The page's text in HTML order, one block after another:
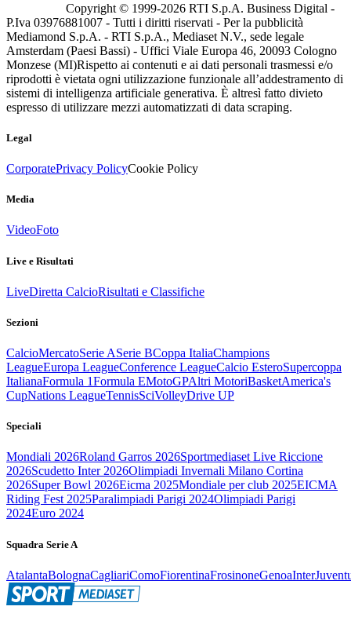
Copyright © 1999-2026 RTI S.p.A. Business Digital -
P.Iva 03976881007 - Tutti i diritti riservati - Per la pubblicità
Mediamond S.p.A. - RTI S.p.A., Mediaset N.V., sede legale
Amsterdam (Paesi Bassi) - Uffici Viale Europa 46, 20093 Cologno
Monzese (MI)Rispetto ai contenuti e ai dati personali trasmessi e/o
riprodotti è vietata ogni utilizzazione funzionale all’addestramento di
sistemi di intelligenza artificiale generativa. È altresì fatto divieto
espresso di utilizzare mezzi automatizzati di data scraping.
Legal
CorporatePrivacy PolicyCookie Policy
Media
VideoFoto
Live e Risultati
LiveDiretta CalcioRisultati e Classifiche
Sezioni
CalcioMercatoSerie ASerie BCoppa ItaliaChampions
LeagueEuropa LeagueConference LeagueCalcio EsteroSupercoppa
ItalianaFormula 1Formula EMotoGPAltri MotoriBasketAmerica's
CupNations LeagueTennisSciVolleyDrive UP
Speciali
Mondiali 2026Roland Garros 2026Sportmediaset Live Riccione
2026Scudetto Inter 2026Olimpiadi Invernali Milano Cortina
2026Super Bowl 2026Eicma 2025Mondiale per club 2025EICMA
Riding Fest 2025Paralimpiadi Parigi 2024Olimpiadi Parigi
2024Euro 2024
Squadra Serie A
AtalantaBolognaCagliariComoFiorentinaFrosinoneGenoaInter